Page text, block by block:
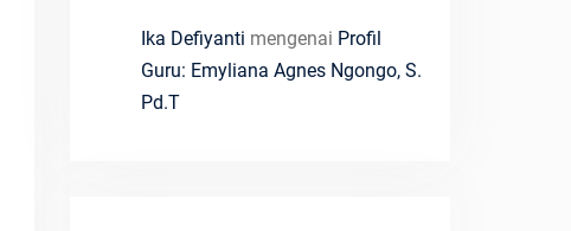
Ika Defiyanti mengenai Profil
Guru: Emyliana Agnes Ngongo, S.
Pd.T